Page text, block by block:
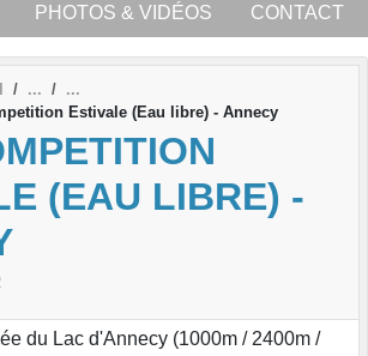
PHOTOS & VIDÉOS CONTACT
Estivale (Eau libre) - Annecy
(EAU LIBRE) -
du Lac d'Annecy (1000m / 2400m /